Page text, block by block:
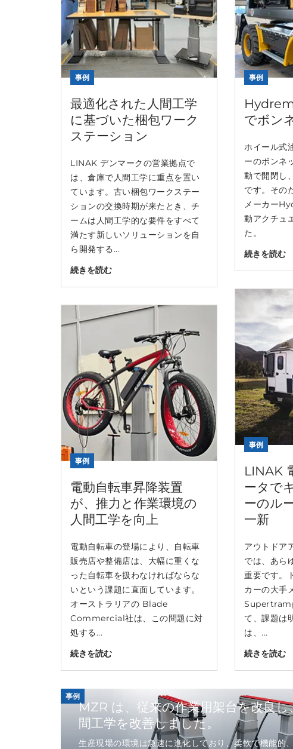
事例
最適化された人間工学
に基づいた梱包ワーク
ステーション
LINAK デンマークの営業拠点で
は、倉庫で人間工学に重点を置い
ています。古い梱包ワークステー
ションの交換時期が来たとき、チ
ームは人間工学的な要件をすべて
満たす新しいソリューションを自
ら開発する...
続きを読む
事例
でボン
ホイール式
ーのボンネ
動で開閉し
です。その
メーカー
動アクチュ
た。
続きを読む
事例
LINAK
ータで
ーのル
一新
アウトドア
では、あら
重要です。
カーの大手
て、課題は
は、...
続きを読む
事例
電動自転車昇降装置
が、推力と作業環境の
人間工学を向上
電動自転車の登場により、自転車
販売店や整備店は、大幅に重くな
った自転車を扱わなければならな
いという課題に直面しています。
オーストラリアの Blade
Commercial社は、この問題に対
処する...
続きを読む
事例
MZR は、従来の作業用架台を改良し
間工学を改善しました。
生産現場の環境は急速に進化しており、柔軟で機能的